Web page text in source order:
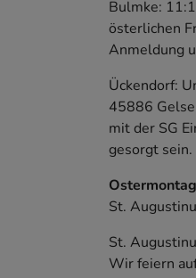
Bulmke:
österlichen
Anmeldung
Ückendorf:
45886
mit der SG
gesorgt
St.
St.
Wir feiern